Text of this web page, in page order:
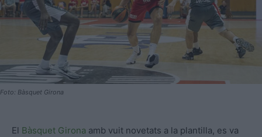
Foto: Bàsquet Girona
El Bàsquet Girona amb vuit novetats a la plantilla, es va